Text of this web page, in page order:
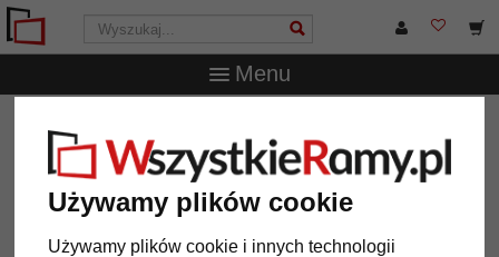
Używamy plików cookie
Używamy plików cookie i innych technologii
Menu
tworzywa sztucznego Auenwald
Rama z tworzywa sztucznego
Auenwald